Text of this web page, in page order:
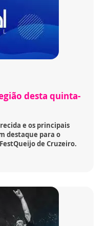
desta quinta-
e os principais
destaque para o
de Cruzeiro.